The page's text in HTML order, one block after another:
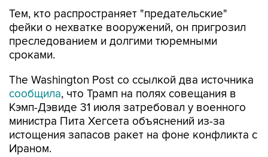
Тем, кто распространяет "предательские"
фейки о нехватке вооружений, он пригрозил
преследованием и долгими тюремными
сроками.
The Washington Post со ссылкой два источника
сообщила, что Трамп на полях совещания в
Кэмп-Дэвиде 31 июля затребовал у военного
министра Пита Хегсета объяснений из-за
истощения запасов ракет на фоне конфликта с
Ираном.